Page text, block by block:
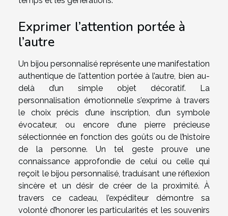
Exprimer l’attention portée à
l’autre
Un bijou personnalisé représente une manifestation
authentique de l’attention portée à l’autre, bien au-
delà d’un simple objet décoratif. La
personnalisation émotionnelle s’exprime à travers
le choix précis d’une inscription, d’un symbole
évocateur, ou encore d’une pierre précieuse
sélectionnée en fonction des goûts ou de l’histoire
de la personne. Un tel geste prouve une
connaissance approfondie de celui ou celle qui
reçoit le bijou personnalisé, traduisant une réflexion
sincère et un désir de créer de la proximité. À
travers ce cadeau, l’expéditeur démontre sa
volonté d’honorer les particularités et les souvenirs